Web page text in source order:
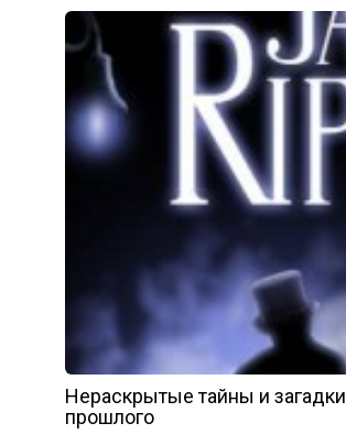
Нераскрытые тайны и загадки
прошлого